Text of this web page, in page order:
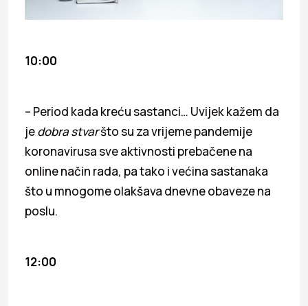
10:00
– Period kada kreću sastanci… Uvijek kažem da
jedobra stvaršto su za vrijeme pandemije
koronavirusa sve aktivnosti prebačene na
online način rada, pa tako i većina sastanaka
što u mnogome olakšava dnevne obaveze na
poslu.
12:00